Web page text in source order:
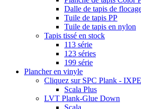
Dalle de tapis de
Tuile de tapis PP
Tuile de tapis en nylon
Tapis tissé en stock
113 série
123 séries
199 série
Plancher en vinyle
Cliquez sur SPC Plank -
Scala Plus
LVT Plank-Glue Down
Scala